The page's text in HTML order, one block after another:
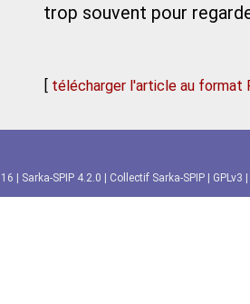
trop souvent pour
[ télécharger l'article au format
Sarka-SPIP 4.2.0 Collectif Sarka-SPIP GPLv3